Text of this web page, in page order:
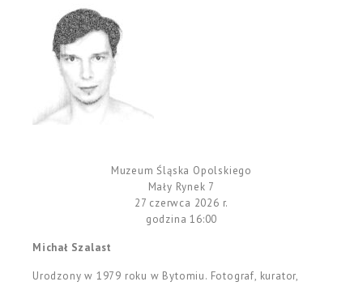
Muzeum Śląska Opolskiego
Mały Rynek 7
27 czerwca 2026 r.
godzina 16:00
Michał Szalast
Urodzony w 1979 roku w Bytomiu. Fotograf, kurator,